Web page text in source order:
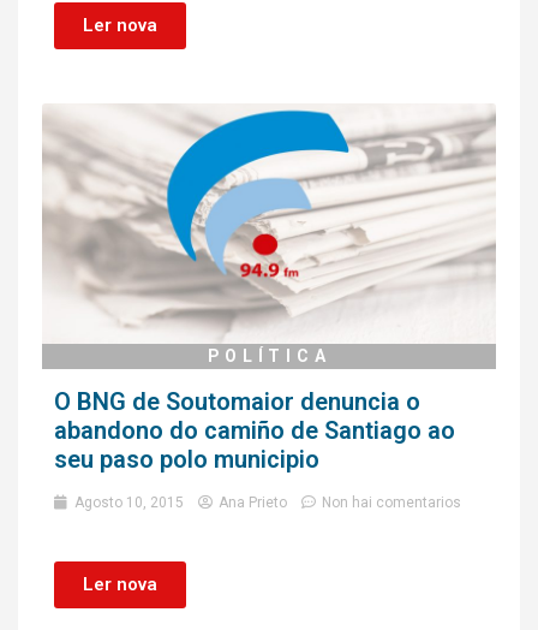
Ler nova
POLÍTICA
O BNG de Soutomaior denuncia o
abandono do camiño de Santiago ao
seu paso polo municipio
Agosto 10, 2015 Ana Prieto Non hai comentarios
Ler nova